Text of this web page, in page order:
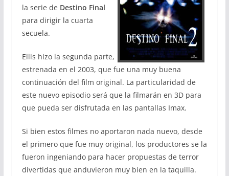
la serie de Destino Final
para dirigir la cuarta
secuela.
Ellis hizo la segunda parte,
estrenada en el 2003, que fue una muy buena
continuación del film original. La particularidad de
este nuevo episodio será que la filmarán en 3D para
que pueda ser disfrutada en las pantallas Imax.
Si bien estos filmes no aportaron nada nuevo, desde
el primero que fue muy original, los productores se la
fueron ingeniando para hacer propuestas de terror
divertidas que anduvieron muy bien en la taquilla.